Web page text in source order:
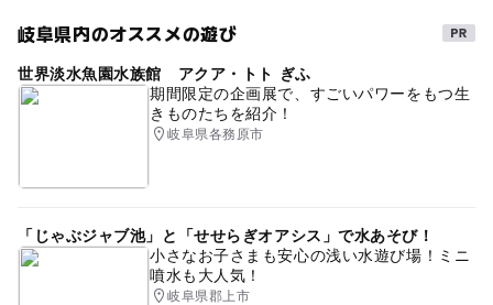
しています。
※掲載内容はプレスリリース発表時のものです。
※イベントの内容は予告なく変更になる場合があります。
公式情報を確認してお出かけください。
岐阜県内のオススメの遊び
世界淡水魚園水族館 アクア・トト ぎふ
期間限定の企画展で、すごいパワーをもつ生
きものたちを紹介！
岐阜県各務原市
「じゃぶジャブ池」と「せせらぎオアシス」で水あそび！
小さなお子さまも安心の浅い水遊び場！ミニ
噴水も大人気！
岐阜県郡上市